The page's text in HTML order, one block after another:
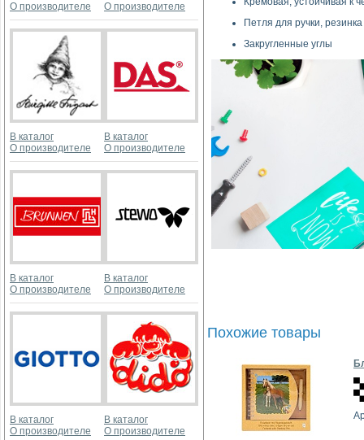
О производителе
О производителе
В каталог
О производителе
В каталог
О производителе
В каталог
О производителе
В каталог
О производителе
В каталог
О производителе
В каталог
О производителе
Петля для ручки, резинка
Закругленные углы
Похожие товары